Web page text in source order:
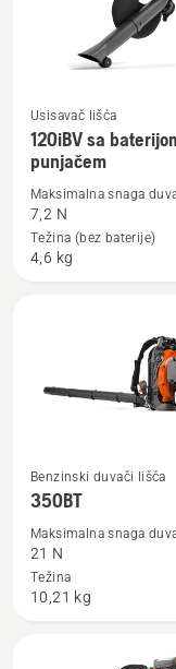
Pogledajte
više
detalja
120iBV
Usisavač lišća
120iBV sa
punjačem
Maksimalna snaga
7,2 N
Težina (bez baterije)
4,6 kg
Pogledajte
više
350BT
Benzinski duvači lišća
350BT
Maksimalna snaga
21 N
Težina
10,21 kg